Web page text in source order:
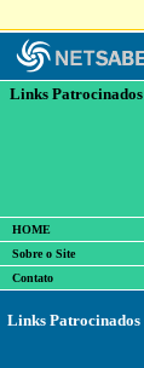
Links Patrocinados
HOME
Sobre o Site
Contato
Links Patrocinados